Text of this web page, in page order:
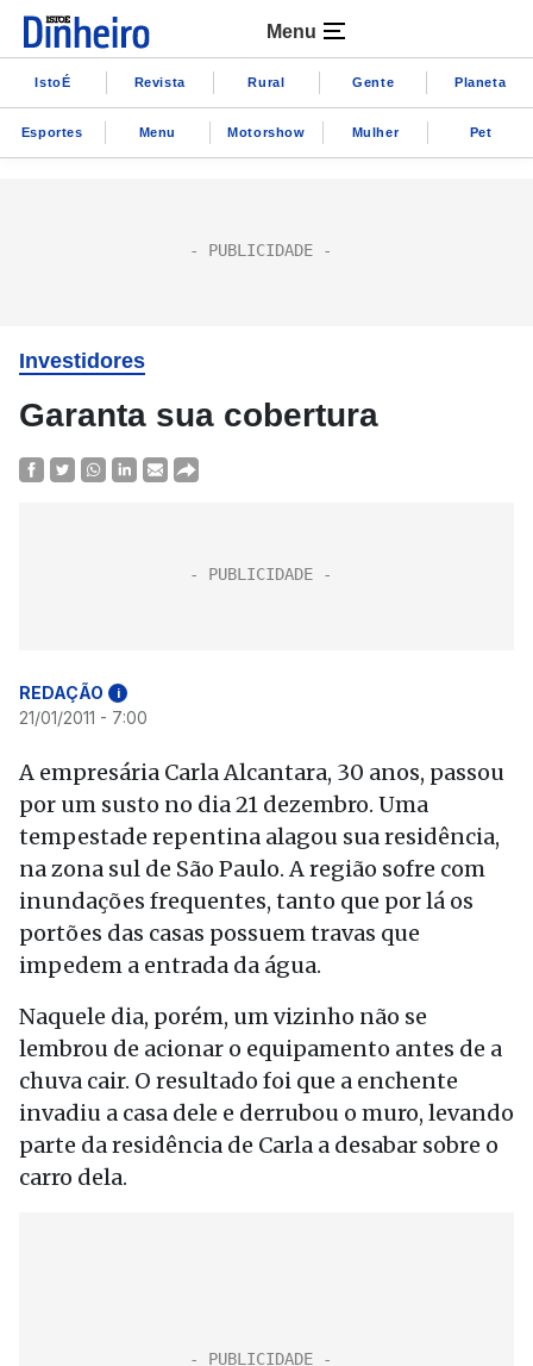
Menu
IstoÉ Revista Rural Gente Planeta
Esportes Menu Motorshow Mulher Pet
Investidores
Garanta sua cobertura
REDAÇÃO i
21/01/2011 - 7:00
A empresária Carla Alcantara, 30 anos, passou
por um susto no dia 21 dezembro. Uma
tempestade repentina alagou sua residência,
na zona sul de São Paulo. A região sofre com
inundações frequentes, tanto que por lá os
portões das casas possuem travas que
impedem a entrada da água.
Naquele dia, porém, um vizinho não se
lembrou de acionar o equipamento antes de a
chuva cair. O resultado foi que a enchente
invadiu a casa dele e derrubou o muro, levando
parte da residência de Carla a desabar sobre o
carro dela.